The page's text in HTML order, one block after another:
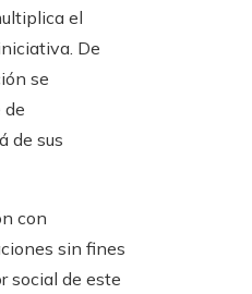
el
De
se
de
de sus
con
sin fines
social de este